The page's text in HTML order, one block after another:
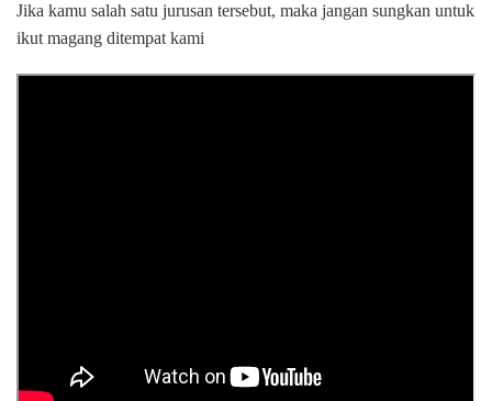
Jika kamu salah satu jurusan tersebut, maka jangan sungkan untuk
ikut magang ditempat kami